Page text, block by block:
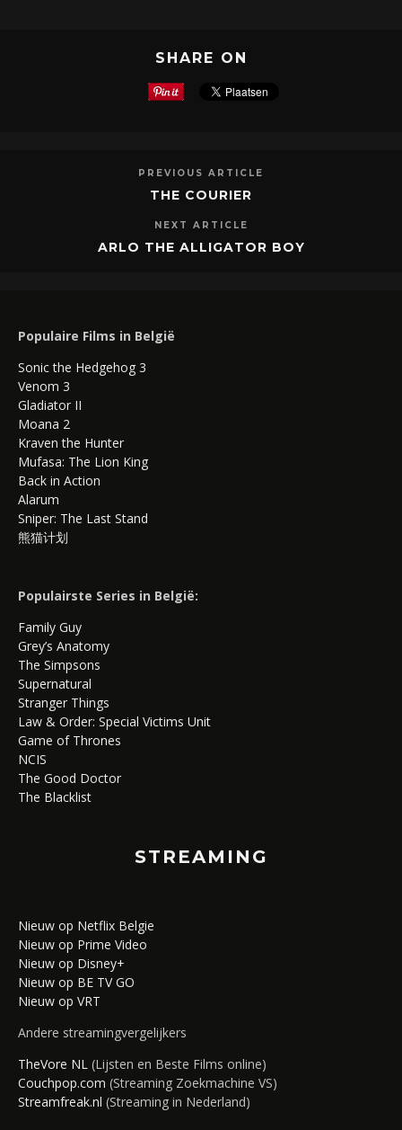
SHARE ON
PREVIOUS ARTICLE
THE COURIER
NEXT ARTICLE
ARLO THE ALLIGATOR BOY
Populaire Films in België
Sonic the Hedgehog 3
Venom 3
Gladiator II
Moana 2
Kraven the Hunter
Mufasa: The Lion King
Back in Action
Alarum
Sniper: The Last Stand
熊猫计划
Populairste Series in België:
Family Guy
Grey’s Anatomy
The Simpsons
Supernatural
Stranger Things
Law & Order: Special Victims Unit
Game of Thrones
NCIS
The Good Doctor
The Blacklist
STREAMING
Nieuw op Netflix Belgie
Nieuw op Prime Video
Nieuw op Disney+
Nieuw op BE TV GO
Nieuw op VRT
Andere streamingvergelijkers
TheVore NL (Lijsten en Beste Films online)
Couchpop.com (Streaming Zoekmachine VS)
Streamfreak.nl (Streaming in Nederland)